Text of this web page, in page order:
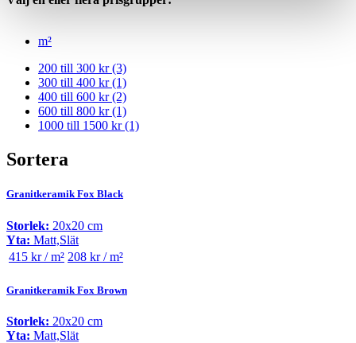
m²
200 till 300 kr(3)
300 till 400 kr(1)
400 till 600 kr(2)
600 till 800 kr(1)
1000 till 1500 kr(1)
Sortera
Granitkeramik Fox Black
Storlek: 20x20 cm
Yta: Matt,Slät
415 kr / m² 208 kr / m²
Granitkeramik Fox Brown
Storlek: 20x20 cm
Yta: Matt,Slät